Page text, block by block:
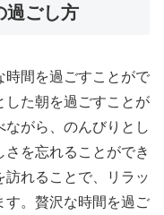
過ごし方
時間を過ごすことがで
した朝を過ごすことが
がら、のんびりとし
を忘れることができ
訪れることで、リラッ
す。贅沢な時間を過ご